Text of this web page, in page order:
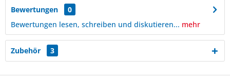
Bewertungen
0
Bewertungen lesen, schreiben und diskutieren... mehr
Zubehör 3